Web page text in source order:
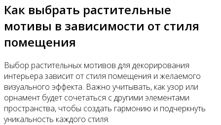
Как выбрать растительные
мотивы в зависимости от стиля
помещения
Выбор растительных мотивов для декорирования
интерьера зависит от стиля помещения и желаемого
визуального эффекта. Важно учитывать, как узор или
орнамент будет сочетаться с другими элементами
пространства, чтобы создать гармонию и подчеркнуть
уникальность каждого стиля.